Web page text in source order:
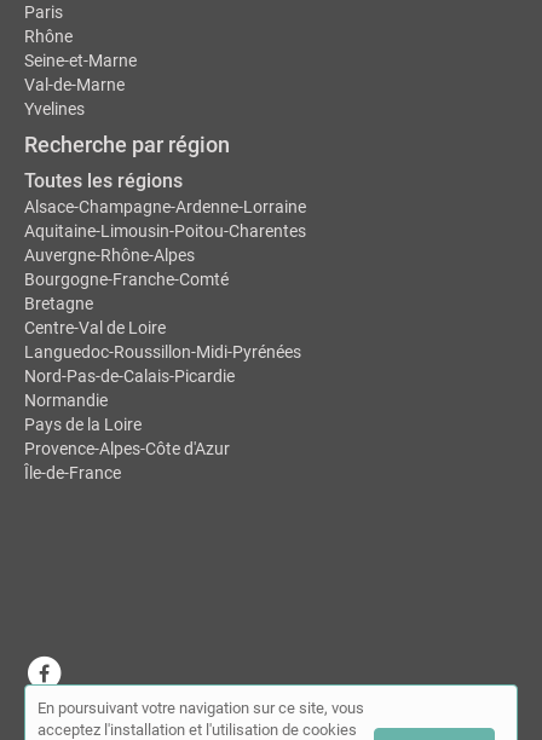
Paris
Rhône
Seine-et-Marne
Val-de-Marne
Yvelines
Recherche par région
Toutes les régions
Alsace-Champagne-Ardenne-Lorraine
Aquitaine-Limousin-Poitou-Charentes
Auvergne-Rhône-Alpes
Bourgogne-Franche-Comté
Bretagne
Centre-Val de Loire
Languedoc-Roussillon-Midi-Pyrénées
Nord-Pas-de-Calais-Picardie
Normandie
Pays de la Loire
Provence-Alpes-Côte d'Azur
Île-de-France
© MDSL | Annuaire des ostéopathes 2026 |Plan du site
En poursuivant votre navigation sur ce site, vous
acceptez l'installation et l'utilisation de cookies